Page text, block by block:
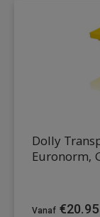
Dolly
Euronorm,
€20.95